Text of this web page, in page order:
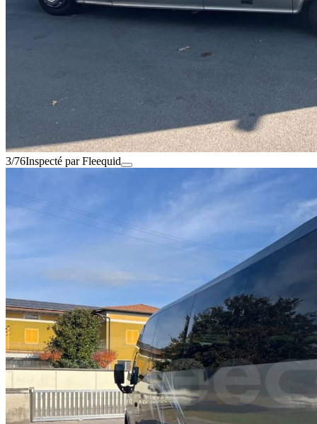
3/76Inspecté par Fleequid